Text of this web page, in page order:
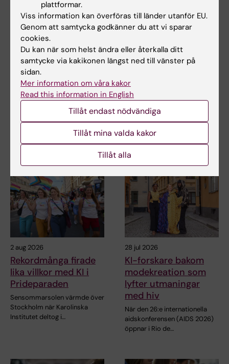
Dela
Relaterat
Centrum för hälsokriser
Relaterade artiklar
2 aug 2026
Rekordmånga firade
lika villkor med KI i
Prideparaden
Sensommarsolen värmde över
Stockholm när Karolinska
Institutet deltog i…
28 jul 2026
KI-forskare bakom
modekreation som
lyfter utmaningar
med hiv
När den 26:e internationella
aidskonferensen (AIDS 2026)
öppnar i Rio de…
plattformar.
Viss information kan överföras till länder utanför EU.
Genom att samtycka godkänner du att vi sparar
cookies.
Du kan när som helst ändra eller återkalla ditt
samtycke via kakikonen längst ned till vänster på
sidan.
Mer information om våra kakor
Read this information in English
Tillåt endast nödvändiga
Tillåt mina valda kakor
Tillåt alla